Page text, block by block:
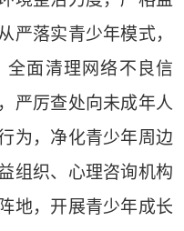
严落实青少年模式，
全面清理网络不良信
严厉查处向未成年人
为，净化青少年周边
组织、心理咨询机构
地，开展青少年成长